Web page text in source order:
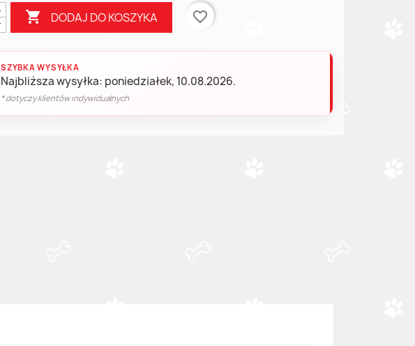
 DODAJ DO KOSZYKA favorite_border
SZYBKA WYSYŁKA
Najbliższa wysyłka: poniedziałek, 10.08.2026.
* dotyczy klientów indywidualnych